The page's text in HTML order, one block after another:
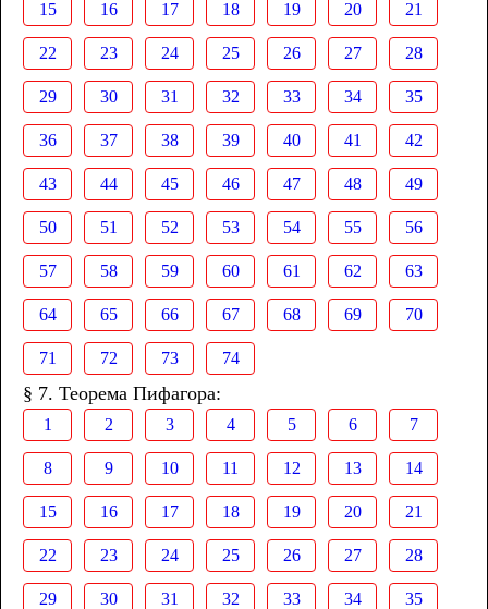
15 16 17 18 19 20 21
22 23 24 25 26 27 28
29 30 31 32 33 34 35
36 37 38 39 40 41 42
43 44 45 46 47 48 49
50 51 52 53 54 55 56
57 58 59 60 61 62 63
64 65 66 67 68 69 70
71 72 73 74
§ 7. Теорема Пифагора:
1 2 3 4 5 6 7
8 9 10 11 12 13 14
15 16 17 18 19 20 21
22 23 24 25 26 27 28
29 30 31 32 33 34 35